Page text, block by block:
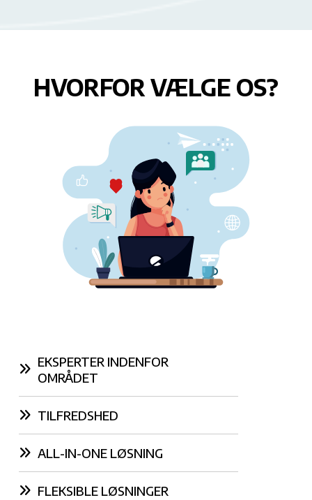
HVORFOR VÆLGE OS?
EKSPERTER INDENFOR
OMRÅDET
TILFREDSHED
ALL-IN-ONE LØSNING
FLEKSIBLE LØSNINGER